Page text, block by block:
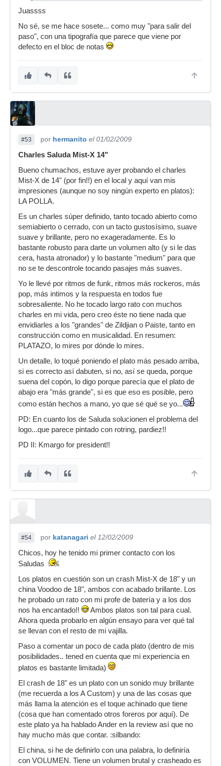
Juassss
No sé, se me hace sosete... como muy "para salir del
paso", con una tipografía que parece que viene por
defecto en el bloc de notas
#53 por hermanito el 01/02/2009
Charles Saluda Mist-X 14"
Bueno chumachos, estuve ayer probando el charles
Mist-X de 14" (por fin!!) en el local y aquí van mis
impresiones (aunque no soy ningún experto en platos):
LA POLLA.
Es un charles súper definido, tanto tocado abierto como
semiabierto o cerrado, con un tacto gustosísimo, suave
suave y brillante, pero no exageradamente. Es lo
bastante robusto para darte un volumen alto (y si le das
cera, hasta atronador) y lo bastante "medium" para que
no se te descontrole tocando pasajes más suaves.
Yo le llevé por ritmos de funk, ritmos más rockeros, más
pop, más intimos y la respuesta en todos fue
sobresaliente. No he tocado largo rato con muchos
charles en mi vida, pero creo éste no tiene nada que
envidiarles a los "grandes" de Zildjian o Paiste, tanto en
construcción como en musicalidad. En resumen:
PLATAZO, lo mires por dónde lo mires.
Un detalle, lo toqué poniendo el plato más pesado arriba,
si es correcto así dabuten, si no, así se queda, porque
suena del copón, lo digo porque parecía que el plato de
abajo era "más grande", si es que eso es posible, pero
como están hechos a mano, yo que sé qué se yo...
PD: En cuanto los de Saluda solucionen el problema del
logo...que parece pintado con rotring, pardiez!!
PD II: Kmargo for president!!
#54 por katanagari el 12/02/2009
Chicos, hoy he tenido mi primer contacto con los
Saludas
Los platos en cuestión son un crash Mist-X de 18" y un
china Voodoo de 18", ambos con acabado brillante. Los
he probado un rato con mi profe de batería y a los dos
nos ha encantado!!
Ambos platos son tal para cual.
Ahora queda probarlo en algún ensayo para ver qué tal
se llevan con el resto de mi vajilla.
Paso a comentar un poco de cada plato (dentro de mis
posibilidades.. tened en cuenta que mi experiencia en
platos es bastante limitada)
El crash de 18" es un plato con un sonido muy brillante
(me recuerda a los A Custom) y una de las cosas que
más llama la atención es el toque achinado que tiene
(cosa que han comentado otros foreros por aquí). De
este plato ya ha hablado Ander en la review así que no
hay mucho más que contar. :silbando:
El china, si he de definirlo con una palabra, lo definiría
con VOLUMEN. Tiene un volumen brutal y crasheado es